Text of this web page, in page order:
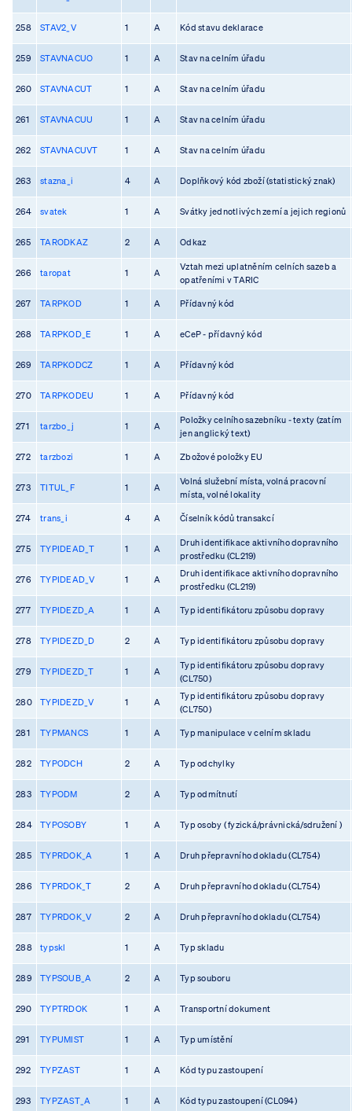
258 STAV2_V 1 A Kód stavu deklarace
259 STAVNACUO 1 A Stav na celním úřadu
260 STAVNACUT 1 A Stav na celním úřadu
261 STAVNACUU 1 A Stav na celním úřadu
262 STAVNACUVT 1 A Stav na celním úřadu
263 stazna_i 4 A Doplňkový kód zboží (statistický znak)
264 svatek 1 A Svátky jednotlivých zemí a jejich regionů
265 TARODKAZ 2 A Odkaz
266 taropat 1 A
Vztah mezi uplatněním celních sazeb a
opatřeními v TARIC
267 TARPKOD 1 A Přídavný kód
268 TARPKOD_E 1 A eCeP - přídavný kód
269 TARPKODCZ 1 A Přídavný kód
270 TARPKODEU 1 A Přídavný kód
271 tarzbo_j 1 A
Položky celního sazebníku - texty (zatím
jen anglický text)
272 tarzbozi 1 A Zbožové položky EU
273 TITUL_F 1 A
Volná služební místa, volná pracovní
místa, volné lokality
274 trans_i 4 A Číselník kódů transakcí
275 TYPIDEAD_T 1 A
Druh identifikace aktivního dopravního
prostředku (CL219)
276 TYPIDEAD_V 1 A
Druh identifikace aktivního dopravního
prostředku (CL219)
277 TYPIDEZD_A 1 A Typ identifikátoru způsobu dopravy
278 TYPIDEZD_D 2 A Typ identifikátoru způsobu dopravy
279 TYPIDEZD_T 1 A
Typ identifikátoru způsobu dopravy
(CL750)
280 TYPIDEZD_V 1 A
Typ identifikátoru způsobu dopravy
(CL750)
281 TYPMANCS 1 A Typ manipulace v celním skladu
282 TYPODCH 2 A Typ odchylky
283 TYPODM 2 A Typ odmítnutí
284 TYPOSOBY 1 A Typ osoby ( fyzická/právnická/sdružení )
285 TYPRDOK_A 1 A Druh přepravního dokladu (CL754)
286 TYPRDOK_T 2 A Druh přepravního dokladu (CL754)
287 TYPRDOK_V 2 A Druh přepravního dokladu (CL754)
288 typskl 1 A Typ skladu
289 TYPSOUB_A 2 A Typ souboru
290 TYPTRDOK 1 A Transportní dokument
291 TYPUMIST 1 A Typ umístění
292 TYPZAST 1 A Kód typu zastoupení
293 TYPZAST_A 1 A Kód typu zastoupení (CL094)